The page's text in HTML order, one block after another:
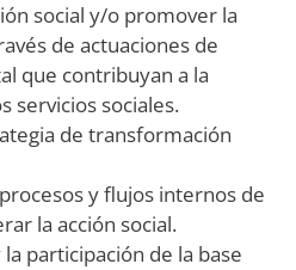
social y/o promover la
de actuaciones de
que contribuyan a la
servicios sociales.
de transformación
y flujos internos de
la acción social.
participación de la base